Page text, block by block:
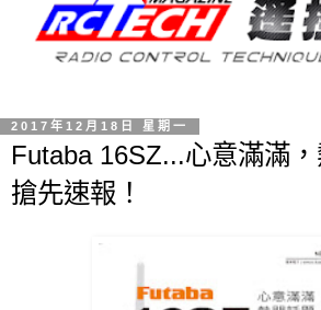
2017年12月18日 星期一
Futaba 16SZ...心意滿滿
搶先速報！